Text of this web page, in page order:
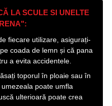
LA SCULE SI UNELTE
fiecare utilizare, asigurați-
coada de lemn și că pana
a evita accidentele.
toporul în ploaie sau în
poate umfla
ulterioară poate crea